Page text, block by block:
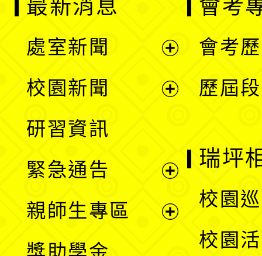
最新消息
處室新聞
單
校園新聞
選
單
研習資訊
緊急通告
親師生專區
獎助學金
會考
會考
歷屆
瑞坪
校園
校園